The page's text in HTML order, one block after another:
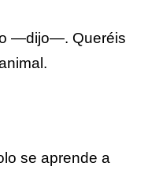
—dijo—. Queréis
se aprende a